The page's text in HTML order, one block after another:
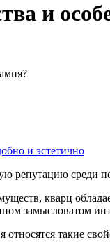
и
и эстетично
репутацию среди
кварц
замысловатом
такие